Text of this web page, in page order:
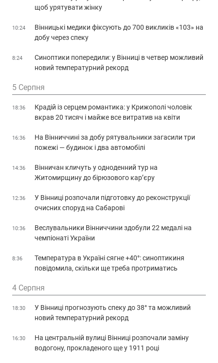
щоб урятувати жінку
10:24
Вінницькі медики фіксують до 700 викликів «103» на
добу через спеку
8:24
Синоптики попередили: у Вінниці в четвер можливий
новий температурний рекорд
5 Серпня
18:36
Крадій із серцем романтика: у Крижополі чоловік
вкрав 20 тисяч і майже все витратив на квіти
16:36
На Вінниччині за добу рятувальники загасили три
пожежі — будинок і два автомобілі
14:36
Вінничан кличуть у одноденний тур на
Житомирщину до бірюзового кар’єру
12:36
У Вінниці розпочали підготовку до реконструкції
очисних споруд на Сабарові
10:36
Веслувальники Вінниччини здобули 22 медалі на
чемпіонаті України
8:36
Температура в Україні сягне +40°: синоптикиня
повідомила, скільки ще треба протриматись
4 Серпня
18:30
У Вінниці прогнозують спеку до 38° та можливий
новий температурний рекорд
16:30
На центральній вулиці Вінниці розпочали заміну
водогону, прокладеного ще у 1911 році